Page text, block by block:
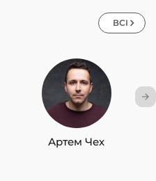
ВСІ
Артем Чех